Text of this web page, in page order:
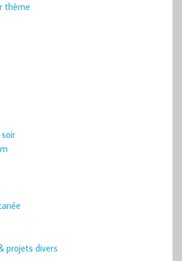
thème
projets divers